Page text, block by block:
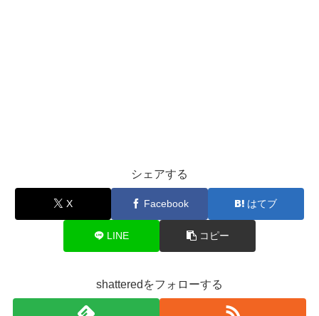
シェアする
X Facebook はてブ
LINE コピー
shatteredをフォローする